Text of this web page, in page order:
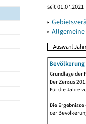
seit 01.07.2021
▸
▸
Grundlage der
Der Zensus
Für die Jahre
Die
der